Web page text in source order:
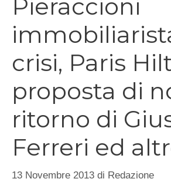
Pieraccioni
crisi, Paris
proposta di
ritorno di
Ferreri ed
13 Novembre 2013 di Redazione